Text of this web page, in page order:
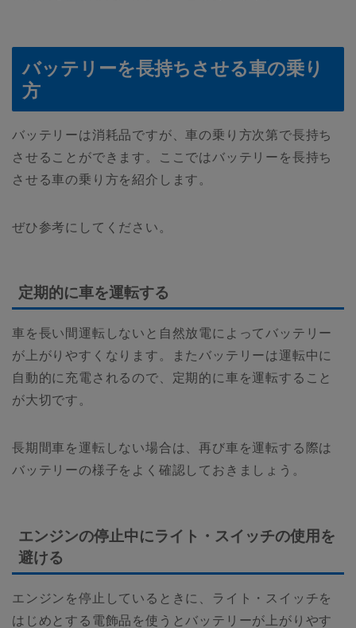
バッテリーを長持ちさせる車の乗り
方
バッテリーは消耗品ですが、車の乗り方次第で長持ち
させることができます。ここではバッテリーを長持ち
させる車の乗り方を紹介します。
ぜひ参考にしてください。
定期的に車を運転する
車を長い間運転しないと自然放電によってバッテリー
が上がりやすくなります。またバッテリーは運転中に
自動的に充電されるので、定期的に車を運転すること
が大切です。
長期間車を運転しない場合は、再び車を運転する際は
バッテリーの様子をよく確認しておきましょう。
エンジンの停止中にライト・スイッチの使用を
避ける
エンジンを停止しているときに、ライト・スイッチを
はじめとする電飾品を使うとバッテリーが上がりやす